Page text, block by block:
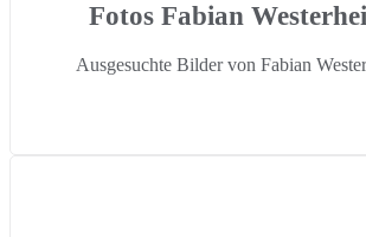
Fotos Fabian
Ausgesuchte Bilder von Fabian